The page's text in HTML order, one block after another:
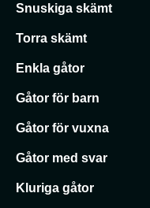
Snuskiga skämt
Torra skämt
Enkla gåtor
Gåtor för barn
Gåtor för vuxna
Gåtor med svar
Kluriga gåtor